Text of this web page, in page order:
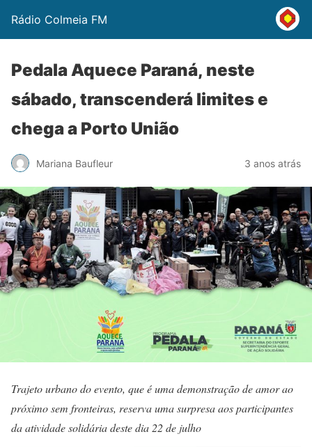
Rádio Colmeia FM
Pedala Aquece Paraná, neste
sábado, transcenderá limites e
chega a Porto União
Mariana Baufleur 3 anos atrás
Trajeto urbano do evento, que é uma demonstração de amor ao
próximo sem fronteiras, reserva uma surpresa aos participantes
da atividade solidária deste dia 22 de julho